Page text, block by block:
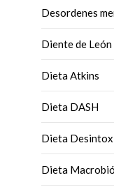
Desordenes
Diente de León
Dieta Atkins
Dieta DASH
Dieta
Dieta